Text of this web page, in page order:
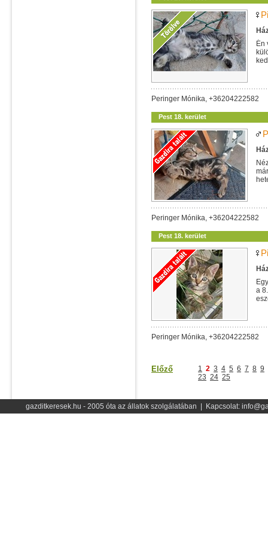
Én
Peringer Mónika, +36204222582
Pest 18. kerület
Peringer Mónika, +36204222582
Pest 18. kerület
a
Peringer Mónika, +36204222582
Előző 1 2 3 4 5 6 7 8 9
23 24 25
gazditkeresek.hu - 2005 óta az állatok szolgálatában | Kapcsolat: